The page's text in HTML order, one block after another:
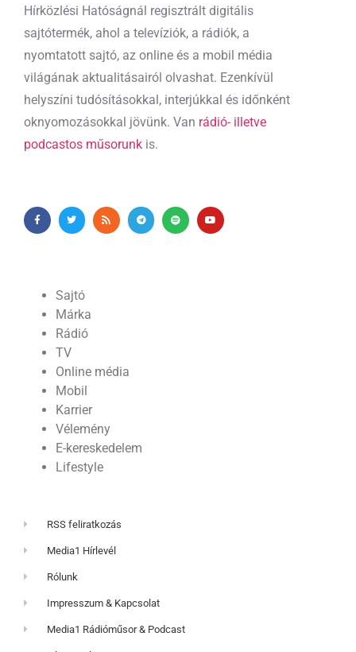
Hírközlési Hatóságnál regisztrált digitális
sajtótermék, ahol a televíziók, a rádiók, a
nyomtatott sajtó, az online és a mobil média
világának aktualitásairól olvashat. Ezenkívül
helyszíni tudósításokkal, interjúkkal és időnként
oknyomozásokkal jövünk. Van rádió- illetve
podcastos műsorunk is.
Sajtó
Márka
Rádió
TV
Online média
Mobil
Karrier
Vélemény
E-kereskedelem
Lifestyle
RSS feliratkozás
Media1 Hírlevél
Rólunk
Impresszum & Kapcsolat
Media1 Rádióműsor & Podcast